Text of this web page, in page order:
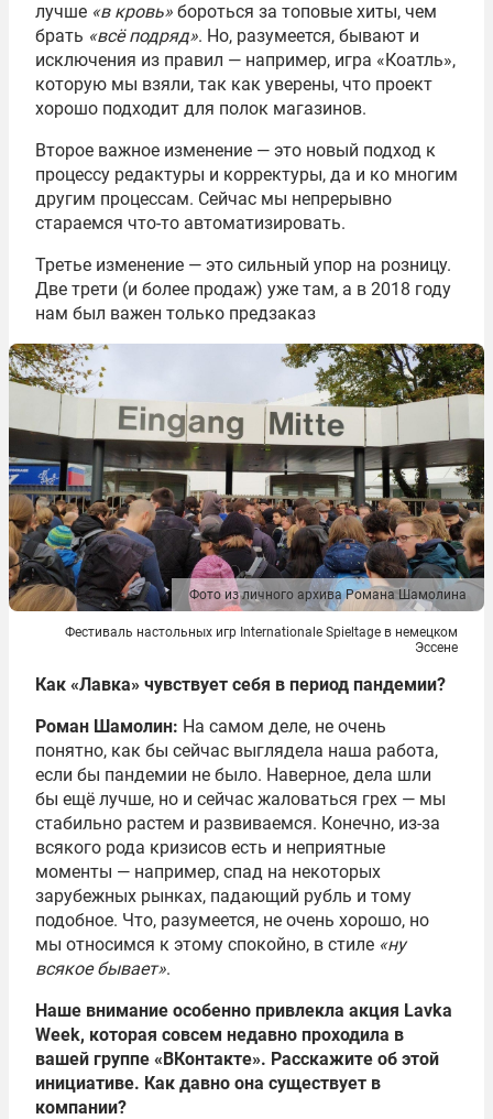
лучше «в кровь» бороться за топовые хиты, чем
брать «всё подряд». Но, разумеется, бывают и
исключения из правил — например, игра «Коатль»,
которую мы взяли, так как уверены, что проект
хорошо подходит для полок магазинов.
Второе важное изменение — это новый подход к
процессу редактуры и корректуры, да и ко многим
другим процессам. Сейчас мы непрерывно
стараемся что-то автоматизировать.
Третье изменение — это сильный упор на розницу.
Две трети (и более продаж) уже там, а в 2018 году
нам был важен только предзаказ
Фото из личного архива Романа Шамолина
Фестиваль настольных игр Internationale Spieltage в немецком
Эссене
Как «Лавка» чувствует себя в период пандемии?
Роман Шамолин: На самом деле, не очень
понятно, как бы сейчас выглядела наша работа,
если бы пандемии не было. Наверное, дела шли
бы ещё лучше, но и сейчас жаловаться грех — мы
стабильно растем и развиваемся. Конечно, из-за
всякого рода кризисов есть и неприятные
моменты — например, спад на некоторых
зарубежных рынках, падающий рубль и тому
подобное. Что, разумеется, не очень хорошо, но
мы относимся к этому спокойно, в стиле «ну
всякое бывает».
Наше внимание особенно привлекла акция Lavka
Week, которая совсем недавно проходила в
вашей группе «ВКонтакте». Расскажите об этой
инициативе. Как давно она существует в
компании?